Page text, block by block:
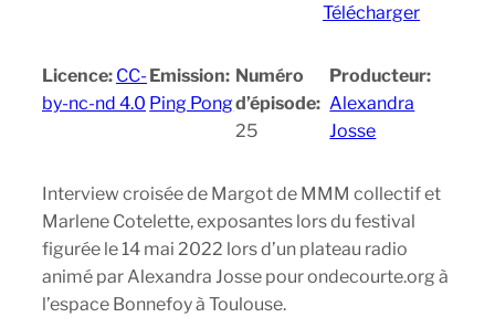
Télécharger
Licence: CC-
by-nc-nd 4.0
Emission:
Ping Pong
Numéro
d’épisode:
25
Producteur:
Alexandra
Josse
Interview croisée de Margot de MMM collectif et
Marlene Cotelette, exposantes lors du festival
figurée le 14 mai 2022 lors d’un plateau radio
animé par Alexandra Josse pour ondecourte.org à
l’espace Bonnefoy à Toulouse.